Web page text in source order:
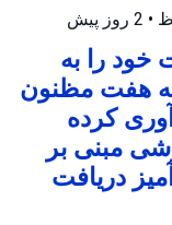
• 2 روز پیش
خود را به
هفت مظنون
کرده
گزارشی مبنی بر
دریافت